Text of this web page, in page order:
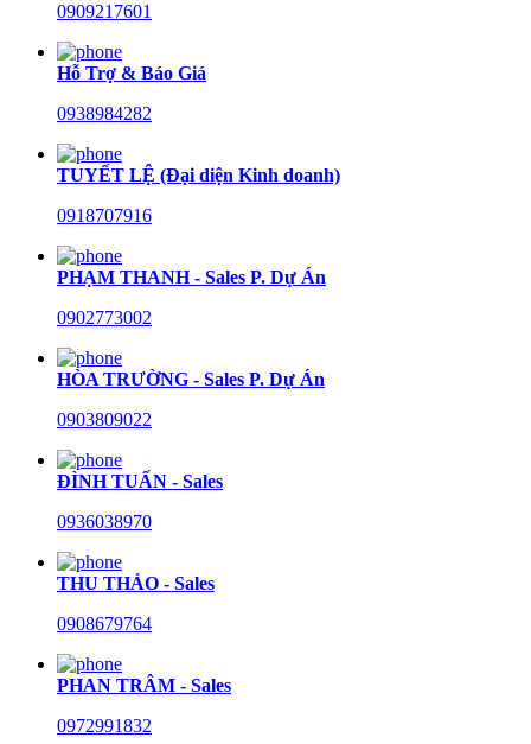
0909217601
Hỗ Trợ & Báo Giá
0938984282
TUYẾT LỆ (Đại diện Kinh doanh)
0918707916
PHẠM THANH - Sales P. Dự Án
0902773002
HÒA TRƯỜNG - Sales P. Dự Án
0903809022
ĐÌNH TUẤN - Sales
0936038970
THU THẢO - Sales
0908679764
PHAN TRÂM - Sales
0972991832